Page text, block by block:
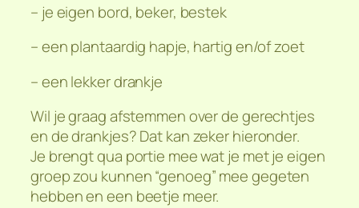
– je eigen bord, beker, bestek
– een plantaardig hapje, hartig en/of zoet
– een lekker drankje
Wil je graag afstemmen over de gerechtjes
en de drankjes? Dat kan zeker hieronder.
Je brengt qua portie mee wat je met je eigen
groep zou kunnen “genoeg” mee gegeten
hebben en een beetje meer.